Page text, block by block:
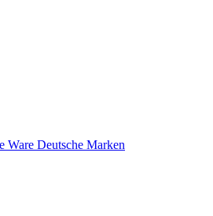
Ware Deutsche Marken